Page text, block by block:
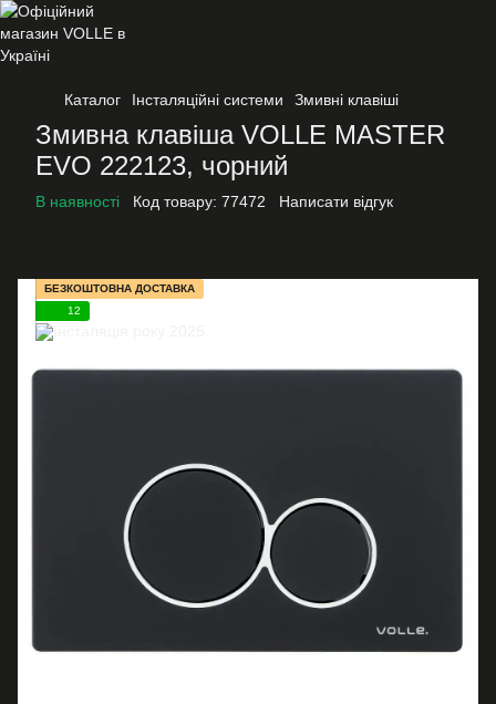
Каталог Інсталяційні системи Змивні клавіші
Змивна клавіша VOLLE MASTER
EVO 222123, чорний
В наявності Код товару: 77472 Написати відгук
БЕЗКОШТОВНА ДОСТАВКА
12